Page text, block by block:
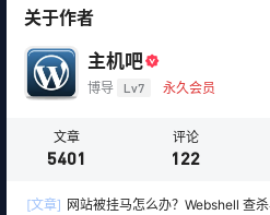
关于作者
主机吧
博导 Lv7 永久会员
文章
5401
评论
122
[文章] 网站被挂马怎么办？Webshell 查